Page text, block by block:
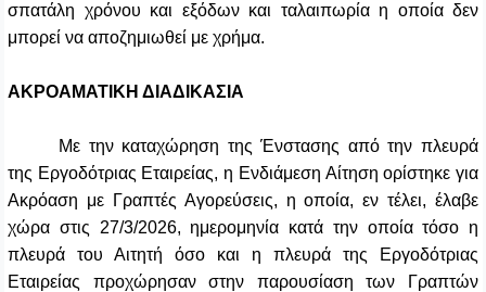
σπατάλη χρόνου και εξόδων και ταλαιπωρία η οποία δεν
μπορεί να αποζημιωθεί με χρήμα.
ΑΚΡΟΑΜΑΤΙΚΗ ΔΙΑΔΙΚΑΣΙΑ
Με την καταχώρηση της Ένστασης από την πλευρά
της Εργοδότριας Εταιρείας, η Ενδιάμεση Αίτηση ορίστηκε για
Ακρόαση με Γραπτές Αγορεύσεις, η οποία, εν τέλει, έλαβε
χώρα στις 27/3/2026, ημερομηνία κατά την οποία τόσο η
πλευρά του Αιτητή όσο και η πλευρά της Εργοδότριας
Εταιρείας προχώρησαν στην παρουσίαση των Γραπτών